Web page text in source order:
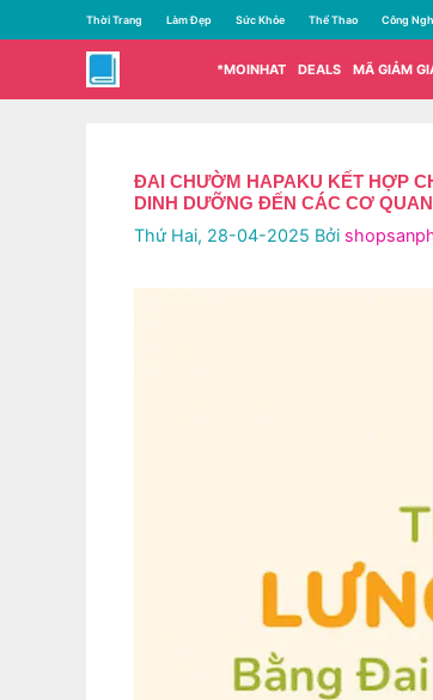
đến
dung
Thời Trang Làm Đẹp Sức Khỏe Thể Thao Công
*MOINHAT DEALS MÃ GIẢM
ĐAI CHƯỜM HAPAKU KẾT HỢP
DINH DƯỠNG ĐẾN CÁC CƠ
Thứ Hai, 28-04-2025 Bởi